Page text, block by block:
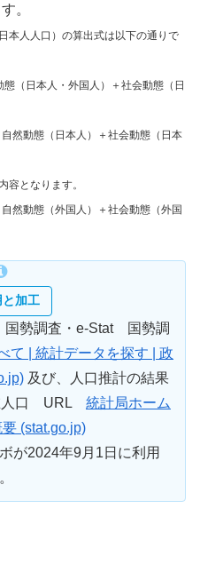
。
本人人口）の算出式は以下の通りで
（日本人・外国人）＋社会動態（日
然動態（日本人）＋社会動態（日本
容となります。
然動態（外国人）＋社会動態（外国
加工
国勢調査・e-Stat 国勢調
て | 統計データを探す | 政
及び、人口推計の結果
人口 URL 統計局ホーム
(stat.go.jp)
が2024年9月1日に利用